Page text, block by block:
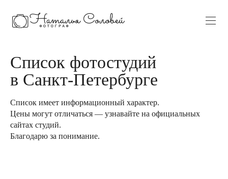
Список фотостудий
в Санкт-Петербурге
Список имеет информационный характер.
Цены могут отличаться — узнавайте на официальных
сайтах студий.
Благодарю за понимание.